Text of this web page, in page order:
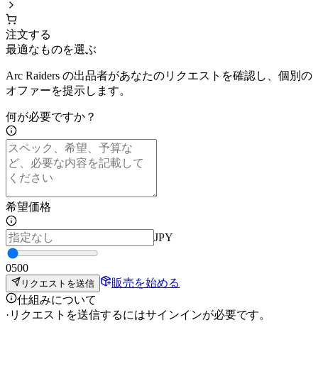
注文する
最適なものを選ぶ
Arc Raiders の出品者があなたのリクエストを確認し、個別の
オファーを提示します。
何が必要ですか？
希望価格
JPY
0500
リクエストを送信
販売を始める
仕組みについて
· リクエストを送信するにはサインインが必要です。